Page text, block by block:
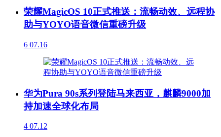
荣耀MagicOS 10正式推送：流畅动效、远程协
助与YOYO语音微信重磅升级
6 07.16
华为Pura 90s系列登陆马来西亚，麒麟9000加
持加速全球化布局
4 07.12